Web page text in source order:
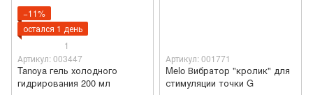
−11%
остался 1 день
1
Артикул: 003447
Tanoya гель холодного
гидрирования 200 мл
Артикул: 001771
Melo Вибратор "кролик" для
стимуляции точки G